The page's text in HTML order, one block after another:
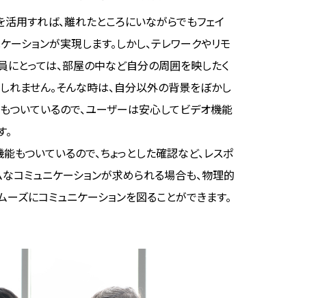
用すれば、離れたところにいながらでもフェイ
ケーションが実現します。しかし、テレワークやリモ
にとっては、部屋の中など自分の周囲を映したく
れません。そんな時は、自分以外の背景をぼかし
ついているので、ユーザーは安心してビデオ機能
もついているので、ちょっとした確認など、レスポ
なコミュニケーションが求められる場合も、物理的
ズにコミュニケーションを図ることができます。